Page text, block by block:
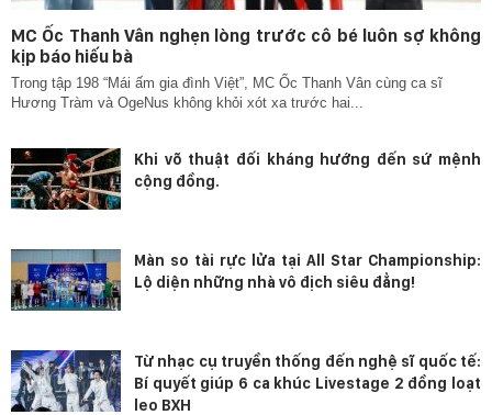
MC Ốc Thanh Vân nghẹn lòng trước cô bé luôn sợ không
kịp báo hiếu bà
Trong tập 198 “Mái ấm gia đình Việt”, MC Ốc Thanh Vân cùng ca sĩ
Hương Tràm và OgeNus không khỏi xót xa trước hai...
Khi võ thuật đối kháng hướng đến sứ mệnh
cộng đồng.
Màn so tài rực lửa tại All Star Championship:
Lộ diện những nhà vô địch siêu đẳng!
Từ nhạc cụ truyền thống đến nghệ sĩ quốc tế:
Bí quyết giúp 6 ca khúc Livestage 2 đồng loạt
leo BXH